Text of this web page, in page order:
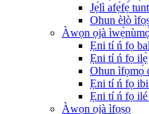
Jẹ́lì afẹ́fẹ́
Ohun èlò
Àwọn ọjà
Ẹni tí ń fọ
Ẹni tí ń fọ ilẹ̀
Ohun ìfọmọ́
Ẹni tí ń fọ ibi
Ẹni tí ń fọ ilé
Àwọn ọjà ìfọṣọ